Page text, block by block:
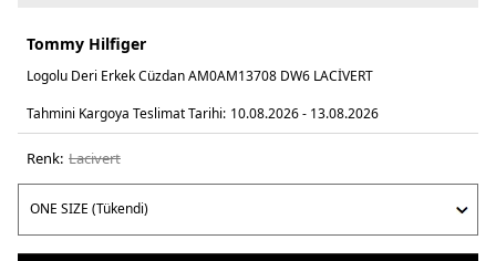
Tommy Hilfiger
Logolu Deri Erkek Cüzdan AM0AM13708 DW6 LACİVERT
Tahmini Kargoya Teslimat Tarihi: 10.08.2026 - 13.08.2026
Renk: laci̇vert